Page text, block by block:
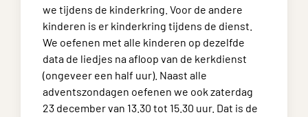
we tijdens de kinderkring. Voor de andere
kinderen is er kinderkring tijdens de dienst.
We oefenen met alle kinderen op dezelfde
data de liedjes na afloop van de kerkdienst
(ongeveer een half uur). Naast alle
adventszondagen oefenen we ook zaterdag
23 december van 13.30 tot 15.30 uur. Dat is de